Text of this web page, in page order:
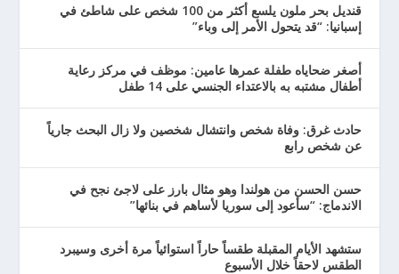
قنديل بحر ملون يلسع أكثر من 100 شخص على شاطئ في
إسبانيا: “قد يتحول الأمر إلى وباء”
أصغر ضحاياه طفلة عمرها عامين: موظف في مركز رعاية
أطفال مشتبه به بالاعتداء الجنسي على 14 طفل
حادث غرق: وفاة شخص وانتشال شخصين ولا زال البحث جارياً
عن شخص رابع
حسن الحسن من هولندا وهو مثال بارز على لاجئ نجح في
الاندماج: “سأعود إلى سوريا لأساهم في بنائها”
ستشهد الأيام المقبلة طقساً حاراً استوائياً مرة أخرى وسيبرد
الطقس لاحقاً خلال الأسبوع